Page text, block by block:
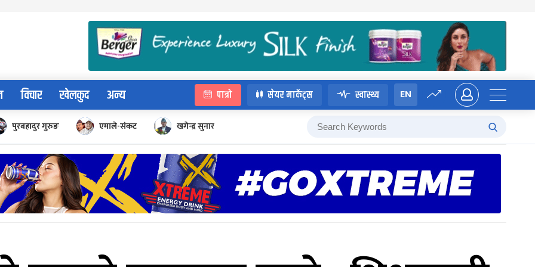
विचार खेलकुद अन्य पात्रो सेयर मार्केट्स स्वास्थ्य EN
पुरबहादुर गुरुङ एमाले-संकट खगेन्द्र सुनार